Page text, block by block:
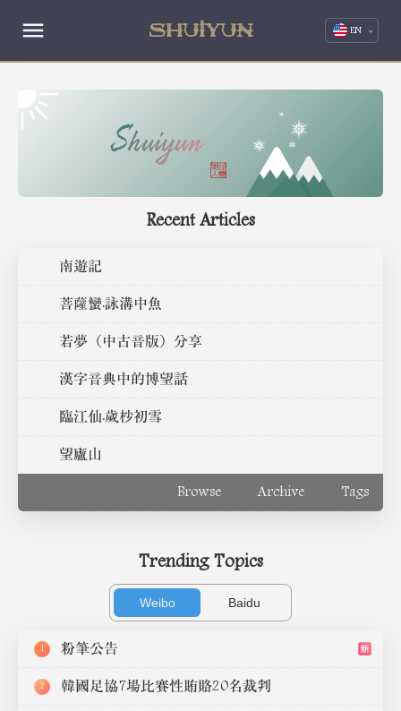
SHUIYUN EN
SHUIYUN
Recent Articles
南遊記
菩薩蠻·詠溝中魚
若夢（中古音版）分享
漢字音典中的博望話
臨江仙·歲杪初雪
望廬山
Browse Archive Tags
Trending Topics
Weibo Baidu
1 粉筆公告
2 韓國足協7場比賽性賄賂20名裁判